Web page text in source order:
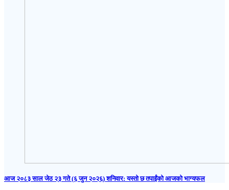
आज २०८३ साल जेठ २३ गते (६ जुन २०२६) शनिवार: यस्तो छ तपाईंको आजको भाग्यफल